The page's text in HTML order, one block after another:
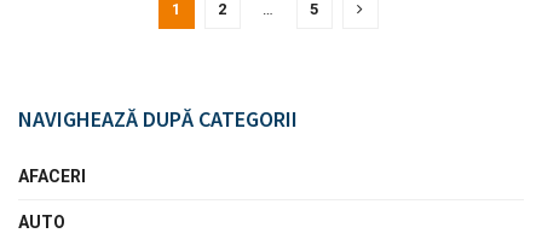
1 2 5
NAVIGHEAZĂ DUPĂ CATEGORII
AFACERI
AUTO